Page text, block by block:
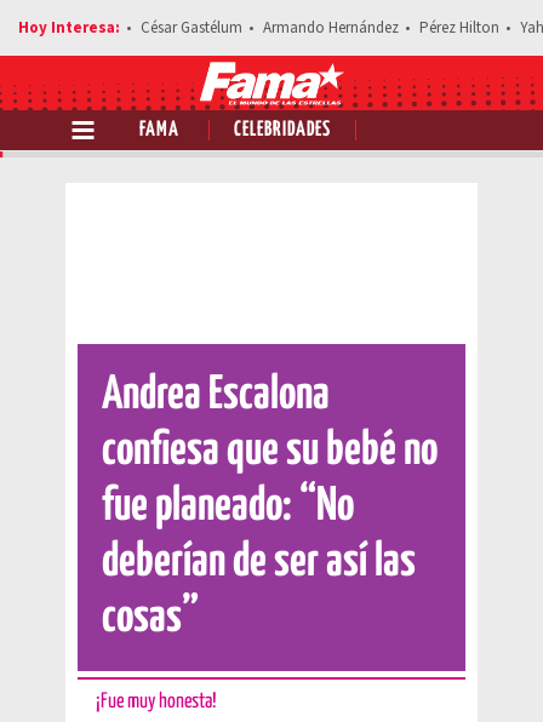
César Gastélum Armando Hernández Pérez Hilton
FAMA CELEBRIDADES
Comparte esta noticia
Andrea Escalona
confiesa que su bebé no
fue planeado: “No
deberían de ser así las
cosas”
¡Fue muy honesta!